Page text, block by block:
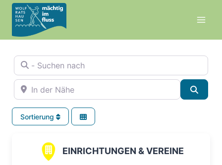
Zum
Inhalt
springen
- Suchen nach
In der Nähe
Sortierung
EINRICHTUNGEN & VEREINE